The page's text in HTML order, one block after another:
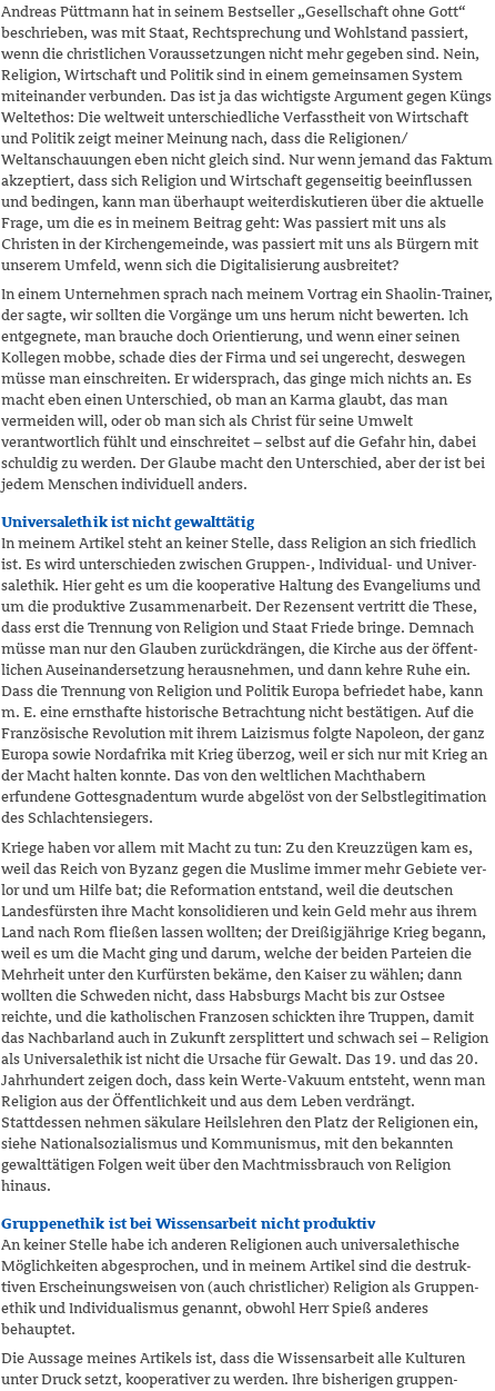
Andreas Püttmann hat in seinem Bestseller „Gesellschaft ohne Gott“
beschrieben, was mit Staat, Rechtsprechung und Wohlstand passiert,
wenn die christlichen Voraussetzungen nicht mehr gegeben sind. Nein,
Religion, Wirtschaft und Politik sind in einem gemeinsamen System
miteinander verbunden. Das ist ja das wichtigste Argument gegen Küngs
Weltethos: Die weltweit unterschiedliche Verfasstheit von Wirtschaft
und Politik zeigt meiner Meinung nach, dass die Religionen/​
Weltanschauungen eben nicht gleich sind. Nur wenn jemand das Fak­tum
akzeptiert, dass sich Religion und Wirtschaft gegenseitig beein­flussen
und bedingen, kann man überhaupt weiterdiskutieren über die aktuelle
Frage, um die es in meinem Beitrag geht: Was passiert mit uns als
Christen in der Kirchengemeinde, was passiert mit uns als Bürgern mit
unserem Umfeld, wenn sich die Digitalisierung ausbreitet?
In einem Unternehmen sprach nach meinem Vortrag ein Shaolin-Trainer,
der sagte, wir sollten die Vorgänge um uns herum nicht bewerten. Ich
entgegnete, man brauche doch Orientierung, und wenn einer seinen
Kollegen mobbe, schade dies der Firma und sei ungerecht, deswegen
müsse man einschreiten. Er widersprach, das ginge mich nichts an. Es
macht eben einen Unterschied, ob man an Karma glaubt, das man
vermeiden will, oder ob man sich als Christ für seine Umwelt
verantwortlich fühlt und einschreitet – selbst auf die Gefahr hin, dabei
schuldig zu werden. Der Glaube macht den Unterschied, aber der ist bei
jedem Menschen individuell anders.
Universalethik ist nicht gewalttätig
In meinem Artikel steht an keiner Stelle, dass Religion an sich friedlich
ist. Es wird unterschieden zwischen Gruppen-, Individual- und Univer­
salethik. Hier geht es um die kooperative Haltung des Evangeliums und
um die produktive Zusammenarbeit. Der Rezensent vertritt die These,
dass erst die Trennung von Religion und Staat Friede bringe. Demnach
müsse man nur den Glauben zurückdrängen, die Kirche aus der öffent­
lichen Auseinandersetzung herausnehmen, und dann kehre Ruhe ein.
Dass die Trennung von Reli­gion und Politik Europa befriedet habe, kann
m. E. eine ernsthafte historische Betrachtung nicht bestätigen. Auf die
Französische Revolution mit ih­rem Laizismus folgte Napoleon, der ganz
Europa sowie Nordafrika mit Krieg überzog, weil er sich nur mit Krieg an
der Macht halten konnte. Das von den weltlichen Machthabern
erfundene Gottesgnadentum wurde abgelöst von der Selbstlegitimation
des Schlachtensiegers.
Kriege haben vor allem mit Macht zu tun: Zu den Kreuzzügen kam es,
weil das Reich von Byzanz gegen die Muslime immer mehr Gebiete ver­
lor und um Hilfe bat; die Reformation entstand, weil die deutschen
Landesfürsten ihre Macht konsolidieren und kein Geld mehr aus ihrem
Land nach Rom fließen lassen wollten; der Dreißigjährige Krieg begann,
weil es um die Macht ging und darum, welche der beiden Parteien die
Mehr­heit unter den Kurfürsten bekäme, den Kaiser zu wählen; dann
wollten die Schweden nicht, dass Habsburgs Macht bis zur Ostsee
reichte, und die katholischen Franzosen schickten ihre Truppen, damit
das Nachbar­land auch in Zukunft zersplittert und schwach sei – Reli­gion
als Univer­salethik ist nicht die Ursache für Gewalt. Das 19. und das 20.
Jahrhun­dert zeigen doch, dass kein Werte-Vakuum entsteht, wenn man
Religion aus der Öffentlichkeit und aus dem Leben verdrängt.
Stattdessen neh­men säkulare Heilslehren den Platz der Religionen ein,
siehe National­sozialismus und Kommunismus, mit den bekannten
gewalttätigen Folgen weit über den Machtmissbrauch von Religion
hinaus.
Gruppenethik ist bei Wissensarbeit nicht produktiv
An keiner Stelle habe ich anderen Religionen auch universalethische
Möglichkeiten abgesprochen, und in meinem Artikel sind die destruk­
tiven Erscheinungsweisen von (auch christlicher) Religion als Gruppen­
ethik und Individualismus genannt, obwohl Herr Spieß anderes
behauptet.
Die Aussage meines Artikels ist, dass die Wissensarbeit alle Kulturen
unter Druck setzt, kooperativer zu werden. Ihre bisherigen gruppen­